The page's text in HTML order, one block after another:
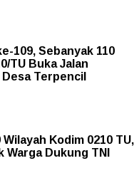
109, Sebanyak 110
TU Buka Jalan
Terpencil
Kodim 0210 TU,
Warga Dukung TNI